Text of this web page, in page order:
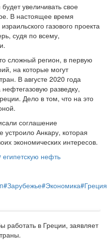
увеличивать свое
В настоящее время
газового проекта
судя по всему,
сложный регион, в первую
на которые могут
В августе 2020 года
разведку,
Дело в том, что на это
соглашение
Анкару, которая
экономических интересов.
нефть
#Зарубежье#Экономика#Греция
работать в Греции, заявляет